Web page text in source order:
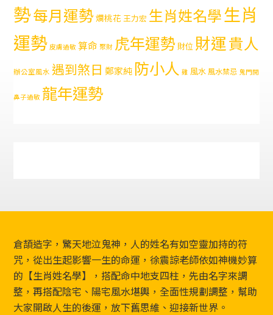
勢每月運勢 爛桃花 王力宏 生肖姓名學生肖
運勢 皮膚過敏 算命 聚財 虎年運勢 財位 財運貴人
辦公室風水 遇到煞日 鄭家純 防小人 雞 風水風水禁忌 鬼門開
鼻子過敏 龍年運勢
Footer
倉頡造字，驚天地泣鬼神，人的姓名有如空靈加持的符
咒，從出生起影響一生的命運，徐震諒老師依如神機妙算
的【生肖姓名學】，搭配命中地支四柱，先由名字來調
整，再搭配陰宅、陽宅風水堪輿，全面性規劃調整，幫助
大家開啟人生的後運，放下舊思維、迎接新世界。